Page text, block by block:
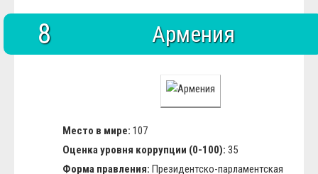
8 Армения
Место в мире: 107
Оценка уровня коррупции (0-100): 35
Форма правления: Президентско-парламентская